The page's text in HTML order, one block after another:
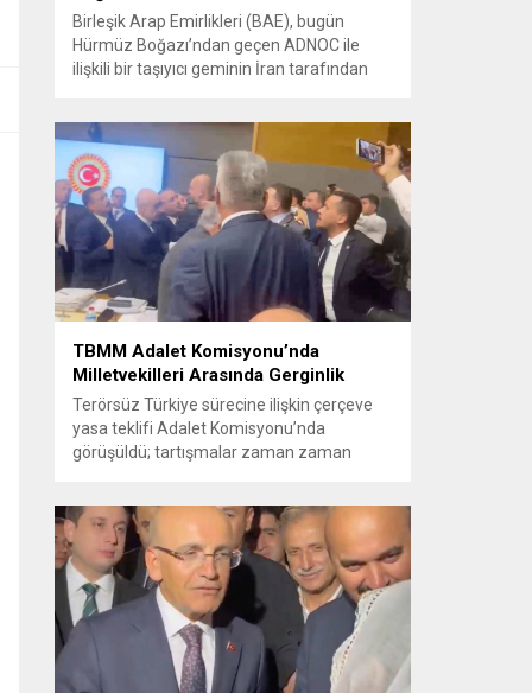
Birleşik Arap Emirlikleri (BAE), bugün
Hürmüz Boğazı’ndan geçen ADNOC ile
ilişkili bir taşıyıcı geminin İran tarafından
bildirirken saldırıyı kınadı ve Tahran’ı
korsanlıkla suçladı. WAM ajansının
aktardığı ilk açıklamada, ADNOC’a ait bir
geminin sabah saatlerinde hedef alındığı
belirtildi; ilerleyen dakikalarda ise BAE...
TBMM Adalet Komisyonu’nda
Milletvekilleri Arasında Gerginlik
Terörsüz Türkiye sürecine ilişkin çerçeve
yasa teklifi Adalet Komisyonu’nda
görüşüldü; tartışmalar zaman zaman
milletvekilleri arasında sözlü gerilim
yaşandı, daha sonra fiziksel arbede çıktı.
Görüşme sırasında İyi Parti ile MHP
milletvekilleri arasında söz düellosu
başladı; taraflar birbirlerini sert ifadelerle
eleştirdi. Tartışma...